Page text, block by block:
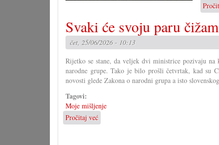
Svaki će svoju paru
čet, 25/06/2026 - 10:13
Rijetko se stane, da veljek dvi ministrice pozivaju na
narodne grupe. Tako je bilo prošli četvrtak, kad su
novosti glede Zakona o narodni grupa a isto
Tagovi:
Moje mišljenje
Pročitaj već
Svaki